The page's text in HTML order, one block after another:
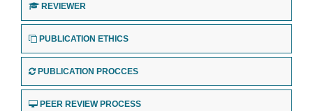
REVIEWER
PUBLICATION ETHICS
PUBLICATION PROCCES
PEER REVIEW PROCESS